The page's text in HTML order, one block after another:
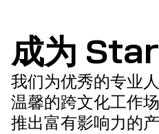
成为
我们为优秀的专业
温馨的跨文化工作
推出富有影响力的产